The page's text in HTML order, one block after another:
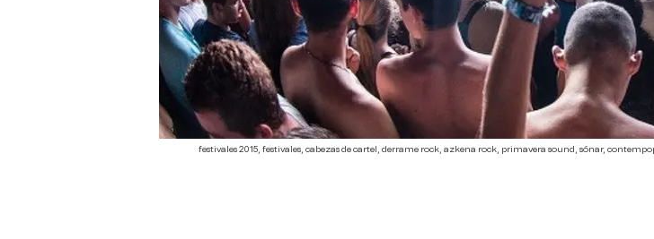
festivales 2015, festivales, cabezas de cartel, derrame rock, azkena rock, primavera sound, sónar,